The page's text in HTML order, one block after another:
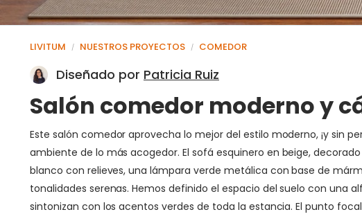
LIVITUM / NUESTROS PROYECTOS / COMEDOR
Diseñado por Patricia Ruiz
Salón comedor moderno y
Este salón comedor aprovecha lo mejor del estilo moderno, ¡y sin
ambiente de lo más acogedor. El sofá esquinero en beige,
blanco con relieves, una lámpara verde metálica con base de
tonalidades serenas. Hemos definido el espacio del suelo con una
sintonizan con los acentos verdes de toda la estancia. El punto